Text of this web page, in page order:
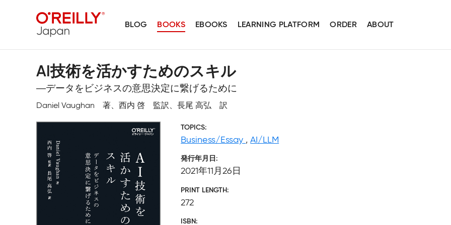
BLOG BOOKS EBOOKS LEARNING PLATFORM ORDER ABOUT
AI技術を活かすためのスキル
―データをビジネスの意思決定に繋げるために
Daniel Vaughan 著、西内 啓 監訳、長尾 高弘 訳
TOPICS
Business/Essay ,AI/LLM
発行年月日
2021年11月26日
PRINT LENGTH
272
ISBN